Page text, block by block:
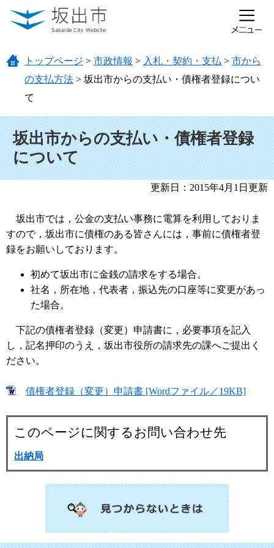
ページの先頭です。
メニューを飛ばして本文へ
トップページ > 市政情報 > 入札・契約・支払 > 市から
の支払方法 > 坂出市からの支払い・債権者登録につい
て
坂出市からの支払い・債権者登録
について
更新日：2015年4月1日更新
坂出市では，公金の支払い事務に電算を利用しておりま
すので，坂出市に債権のある皆さんには，事前に債権者登
録をお願いしております。
初めて坂出市に金銭の請求をする場合。
社名，所在地，代表者，振込先の口座等に変更があっ
た場合。
下記の債権者登録（変更）申請書に，必要事項を記入
し，記名押印のうえ，坂出市役所の請求先の課へご提出く
ださい。
債権者登録（変更）申請書 [Wordファイル／19KB]
このページに関するお問い合わせ先
出納局